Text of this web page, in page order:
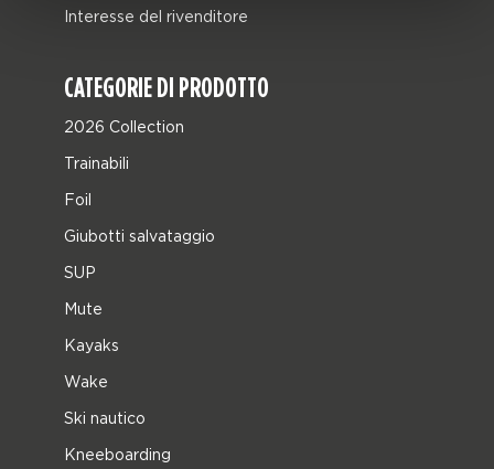
Interesse del rivenditore
CATEGORIE DI PRODOTTO
2026 Collection
Trainabili
Foil
Giubotti salvataggio
SUP
Mute
Kayaks
Wake
Ski nautico
Kneeboarding